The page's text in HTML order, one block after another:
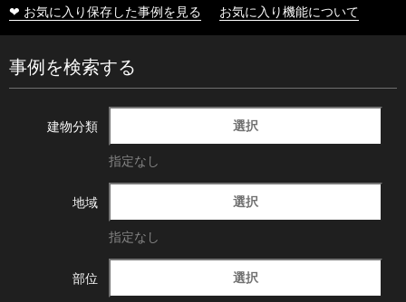
❤ お気に入り保存した事例を見る お気に入り機能について
事例を検索する
建物分類 選択
指定なし
地域 選択
指定なし
部位 選択